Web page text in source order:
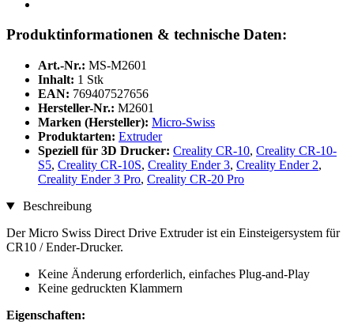
Produktinformationen & technische Daten:
Art.-Nr.: MS-M2601
Inhalt: 1 Stk
EAN: 769407527656
Hersteller-Nr.: M2601
Marken (Hersteller): Micro-Swiss
Produktarten: Extruder
Speziell für 3D Drucker: Creality CR-10, Creality CR-10-
S5, Creality CR-10S, Creality Ender 3, Creality Ender 2,
Creality Ender 3 Pro, Creality CR-20 Pro
Beschreibung
Der Micro Swiss Direct Drive Extruder ist ein Einsteigersystem für
CR10 / Ender-Drucker.
Keine Änderung erforderlich, einfaches Plug-and-Play
Keine gedruckten Klammern
Eigenschaften: